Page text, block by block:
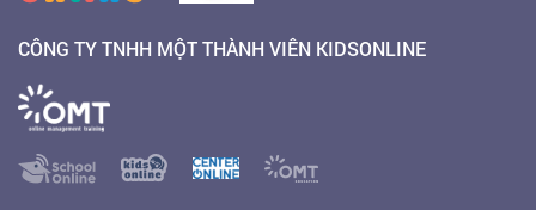
CÔNG TY TNHH MỘT THÀNH VIÊN KIDSONLINE